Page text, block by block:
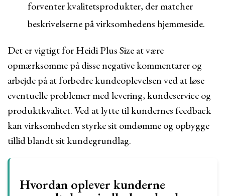
forventer kvalitetsprodukter, der matcher
beskrivelserne på virksomhedens hjemmeside.
Det er vigtigt for Heidi Plus Size at være
opmærksomme på disse negative kommentarer og
arbejde på at forbedre kundeoplevelsen ved at løse
eventuelle problemer med levering, kundeservice og
produktkvalitet. Ved at lytte til kundernes feedback
kan virksomheden styrke sit omdømme og opbygge
tillid blandt sit kundegrundlag.
Hvordan oplever kunderne